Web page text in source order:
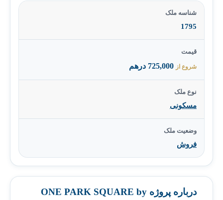
شناسه ملک
1795
قیمت
شروع از 725,000 درهم
نوع ملک
مسکونی
وضعیت ملک
فروش
درباره پروژه ONE PARK SQUARE by